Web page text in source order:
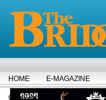
HOME E-MAGAZINE
COVER STORY